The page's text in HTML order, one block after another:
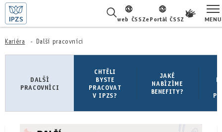
web ČSSZePortál ČSSZ MENU
ŽIVOTNÍ SITUACE
O NÁS
KARIÉRA
Kariéra Další pracovníci
DALŠÍ
PRACOVNÍCI
CHTĚLI
BYSTE
PRACOVAT
V IPZS?
JAKÉ
NABÍZÍME
BENEFITY?